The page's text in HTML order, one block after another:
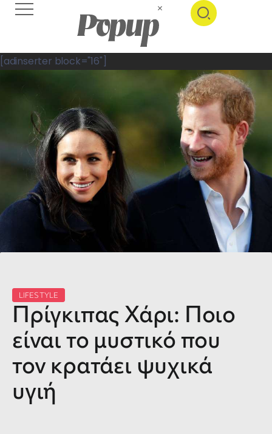
[adinserter block="16"]
LIFESTYLE
Πρίγκιπας Χάρι: Ποιο
είναι το μυστικό που
τον κρατάει ψυχικά
υγιή